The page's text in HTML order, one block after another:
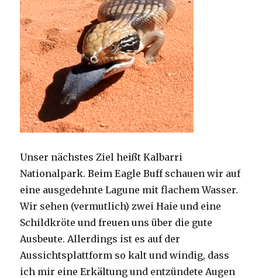
Unser nächstes Ziel heißt Kalbarri
Nationalpark. Beim Eagle Buff schauen wir auf
eine ausgedehnte Lagune mit flachem Wasser.
Wir sehen (vermutlich) zwei Haie und eine
Schildkröte und freuen uns über die gute
Ausbeute. Allerdings ist es auf der
Aussichtsplattform so kalt und windig, dass
ich mir eine Erkältung und entzündete Augen